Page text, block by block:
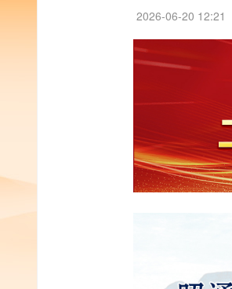
2026-06-20 12:21